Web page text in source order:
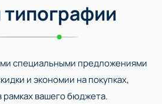
специальными предложениями
и экономии на покупках,
рамках вашего бюджета.